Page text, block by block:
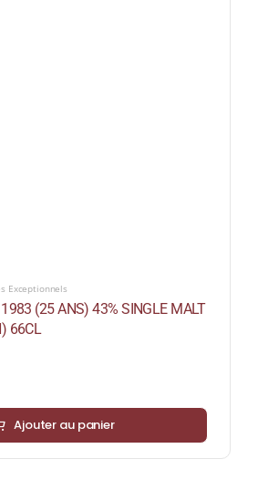
Exceptionnels
(25 ANS) 43% SINGLE MALT
66CL
Ajouter au panier